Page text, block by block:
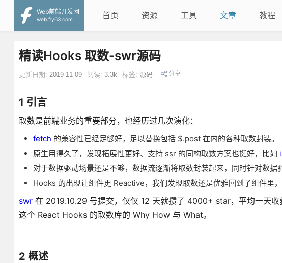
Web前端开发网
web.fly63.com
首页 资源 工具 文章 教程
精读Hooks 取数-swr源码
更新日期: 2019-11-09 阅读: 3.3k 标签: 源码 分享
1 引言
取数是前端业务的重要部分，也经历过几次演化：
fetch 的兼容性已经足够好，足以替换包括 $.post 在内的各种取数封装。
原生用得久了，发现拓展性更好、支持 ssr 的同构取数方案也挺好，比如
对于数据驱动场景还是不够，数据流逐渐将取数封装起来，同时针对数
Hooks 的出现让组件更 Reactive，我们发现取数还是优雅回到了组件里，
swr在 2019.10.29 号提交，仅仅 12 天就攒了 4000+ star，平均一天
这个 React Hooks 的取数库的 Why How 与 What。
2 概述